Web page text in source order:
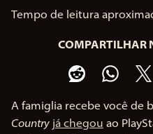
Tempo de leitura
COMPARTILHAR
A famiglia recebe você de
Country já chegou ao